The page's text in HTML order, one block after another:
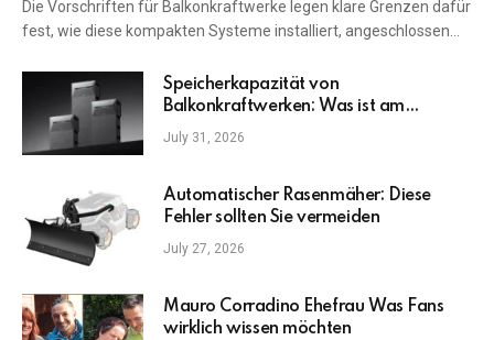
Die Vorschriften für Balkonkraftwerke legen klare Grenzen dafür
fest, wie diese kompakten Systeme installiert, angeschlossen…
Speicherkapazität von
Balkonkraftwerken: Was ist am
wichtigsten?
July 31, 2026
Automatischer Rasenmäher: Diese
Fehler sollten Sie vermeiden
July 27, 2026
Mauro Corradino Ehefrau Was Fans
wirklich wissen möchten